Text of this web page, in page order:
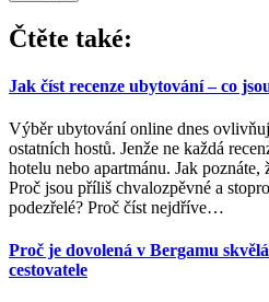
Čtěte také:
Jak číst recenze ubytování – co
Výběr ubytování online dnes
ostatních hostů. Jenže ne každá
hotelu nebo apartmánu. Jak poznáte,
Proč jsou příliš chvalozpěvné a
podezřelé? Proč číst nejdříve…
Proč je dovolená v Bergamu
cestovatele